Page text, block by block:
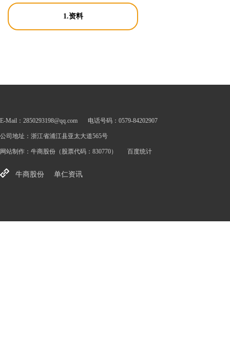
1.资料
E-Mail：2850293198@qq.com 电话号码：0579-84202907
公司地址：浙江省浦江县亚太大道565号
网站制作： 牛商股份 （股票代码：830770） 百度统计
牛商股份 单仁资讯